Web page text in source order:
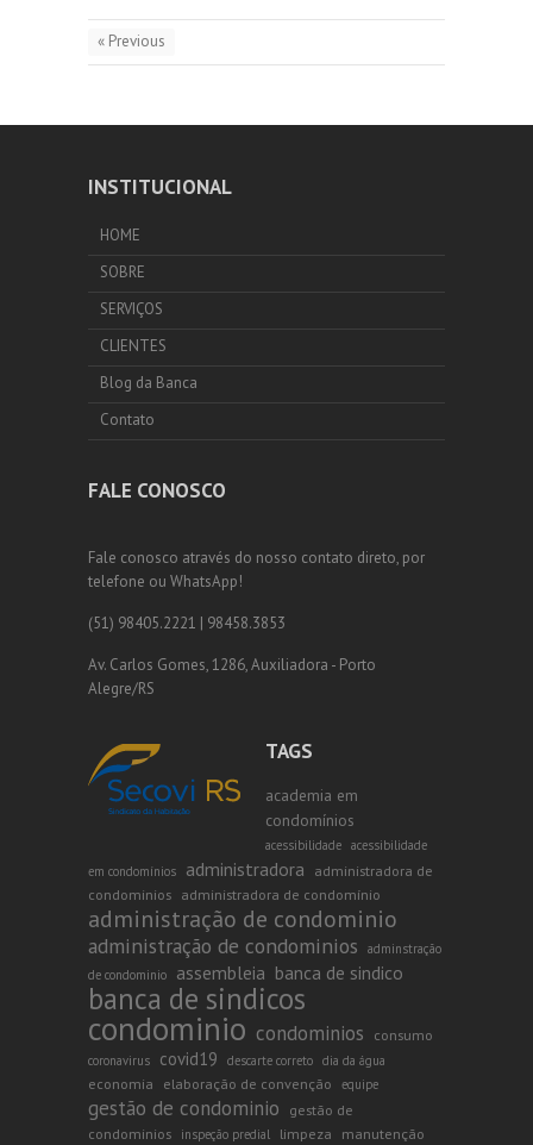
« Previous
INSTITUCIONAL
HOME
SOBRE
SERVIÇOS
CLIENTES
Blog da Banca
Contato
FALE CONOSCO
Fale conosco através do nosso contato direto, por
telefone ou WhatsApp!
(51) 98405.2221 | 98458.3853
Av. Carlos Gomes, 1286, Auxiliadora - Porto
Alegre/RS
TAGS
academia em
condomínios
acessibilidade acessibilidade
em condomínios
administradora
administradora de
condominios administradora de condomínio
administração de condominio
administração de condominios
adminstração
de condominio
assembleia banca de sindico
banca de sindicos
condominio condominios consumo
coronavirus covid19 descarte correto dia da água
economia elaboração de convenção equipe
gestão de condominio
gestão de
condominios
inspeção predial limpeza manutenção